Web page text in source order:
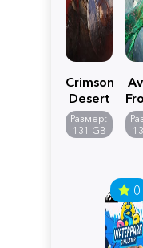
Crimson
Desert
Размер:
131 GB
0